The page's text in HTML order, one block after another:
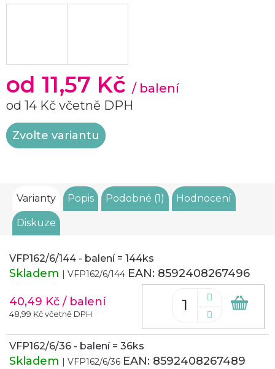
od 11,57 Kč / balení
od 14 Kč včetně DPH
Měrná
cena:
Zvolte variantu
Varianty Popis Podobné (1) Hodnocení
Diskuze
VFP162/6/144 - balení = 144ks
Skladem | VFP162/6/144 EAN: 8592408267496
40,49 Kč / balení
48,99 Kč včetně DPH
VFP162/6/36 - balení = 36ks
Skladem | VFP162/6/36 EAN: 8592408267489